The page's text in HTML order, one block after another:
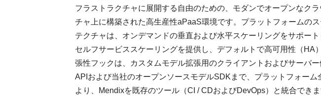
フラストラクチャに展開する自由のための、モダンでオープンなク
チャ上に構築された高生産性aPaaS環境です。プラットフォームの
テクチャは、オンデマンドの垂直および水平スケーリングをサポー
セルフサービススケーリングを提供し、デフォルトで高可用性（HA
張性フックは、カスタムモデル拡張用のクライアントおよびサーバ
APIおよび当社のオープンソースモデルSDKまで、プラットフォーム
より、Mendixを既存のツール（CI / CDおよびDevOps）と統合でき